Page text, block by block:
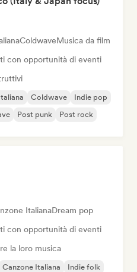
ColdwaveMusica da film
con opportunità di eventi
Coldwave
Indie pop
Post punk Post rock
ItalianaDream pop
con opportunità di eventi
la loro musica
Canzone Italiana
Indie folk